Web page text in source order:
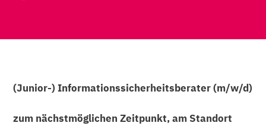
(Junior-) Informationssicherheitsberater (m/w/d)
zum nächstmöglichen Zeitpunkt, am Standort